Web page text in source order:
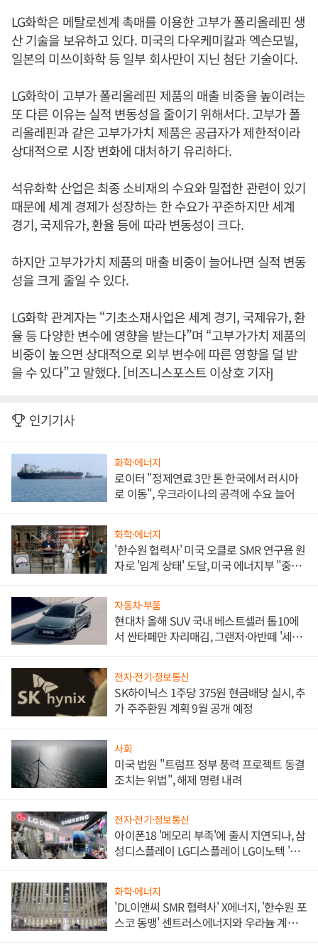
LG화학은 메탈로센계 촉매를 이용한 고부가 폴리올레핀 생
산 기술을 보유하고 있다. 미국의 다우케미칼과 엑슨모빌,
일본의 미쓰이화학 등 일부 회사만이 지닌 첨단 기술이다.
LG화학이 고부가 폴리올레핀 제품의 매출 비중을 높이려는
또 다른 이유는 실적 변동성을 줄이기 위해서다. 고부가 폴
리올레핀과 같은 고부가가치 제품은 공급자가 제한적이라
상대적으로 시장 변화에 대처하기 유리하다.
석유화학 산업은 최종 소비재의 수요와 밀접한 관련이 있기
때문에 세계 경제가 성장하는 한 수요가 꾸준하지만 세계
경기, 국제유가, 환율 등에 따라 변동성이 크다.
하지만 고부가가치 제품의 매출 비중이 늘어나면 실적 변동
성을 크게 줄일 수 있다.
LG화학 관계자는 “기초소재사업은 세계 경기, 국제유가, 환
율 등 다양한 변수에 영향을 받는다”며 “고부가가치 제품의
비중이 높으면 상대적으로 외부 변수에 따른 영향을 덜 받
을 수 있다”고 말했다. [비즈니스포스트 이상호 기자]
인기기사
화학·에너지
로이터 "정제연료 3만 톤 한국에서 러시아
로 이동", 우크라이나의 공격에 수요 늘어
화학·에너지
'한수원 협력사' 미국 오클로 SMR 연구용 원
자로 '임계 상태' 도달, 미국 에너지부 "중요
자동차·부품
현대차 올해 SUV 국내 베스트셀러 톱10에
서 싼타페만 자리매김, 그랜저·아반떼 '세단
전자·전기·정보통신
SK하이닉스 1주당 375원 현금배당 실시, 추
가 주주환원 계획 9월 공개 예정
사회
미국 법원 "트럼프 정부 풍력 프로젝트 동결
조치는 위법", 해제 명령 내려
전자·전기·정보통신
아이폰18 '메모리 부족'에 출시 지연되나, 삼
성디스플레이 LG디스플레이 LG이노텍 '탈
화학·에너지
'DL이앤씨 SMR 협력사' X에너지, '한수원 포
스코 동맹' 센트러스에너지와 우라늄 계약